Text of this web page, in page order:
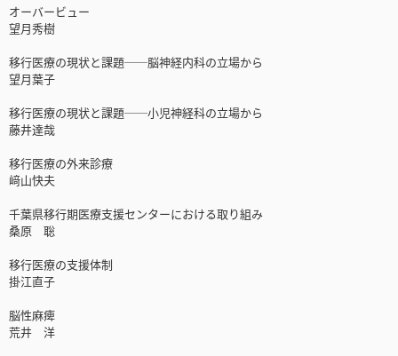
オーバービュー
望月秀樹
移行医療の現状と課題──脳神経内科の立場から
望月葉子
移行医療の現状と課題──小児神経科の立場から
藤井達哉
移行医療の外来診療
﨑山快夫
千葉県移行期医療支援センターにおける取り組み
桑原 聡
移行医療の支援体制
掛江直子
脳性麻痺
荒井 洋